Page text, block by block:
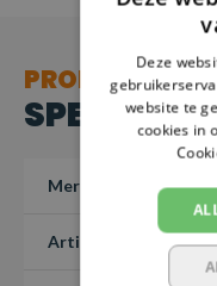
PRODUCT
Merk
Artikelnummer
Deze
website te
cookies in